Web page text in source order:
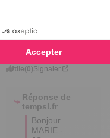
une expérience du
25/01/2025 parMARIE - JO
Utile(0)Signaler
Réponse de
tempsl.fr
Bonjour
MARIE -